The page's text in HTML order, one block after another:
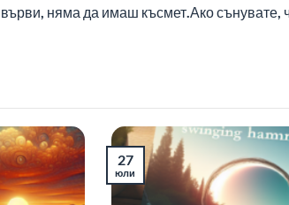
няма да имаш късмет.Ако сънувате,
27
юли